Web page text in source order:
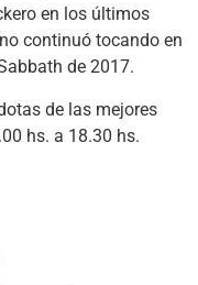
en los últimos
continuó tocando en
de 2017.
de las mejores
hs. a 18.30 hs.